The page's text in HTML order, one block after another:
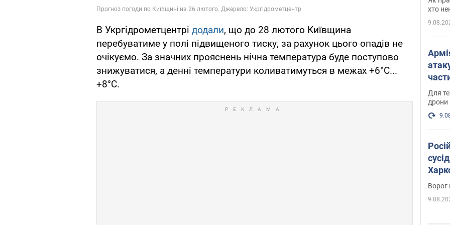
В Укргідрометцентрі додали, що до 28 лютого Київщина
перебуватиме у полі підвищеного тиску, за рахунок цього опадів не
очікуємо. За значних прояснень нічна температура буде поступово
знижуватися, а денні температури коливатимуться в межах +6°С...
+8°С.
хто
Для
дрони
Ворог